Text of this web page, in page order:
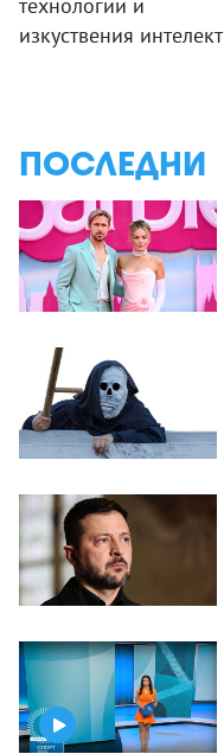
технологии и
изкуствения интелект
ПОСЛЕДНИ